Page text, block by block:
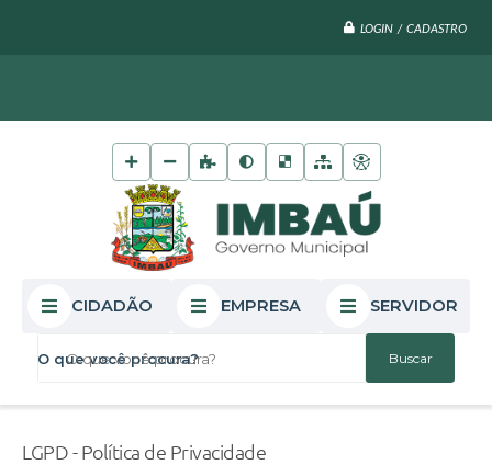
LOGIN / CADASTRO
O que você procura?
CIDADÃO EMPRESA SERVIDOR
LGPD - Política de Privacidade